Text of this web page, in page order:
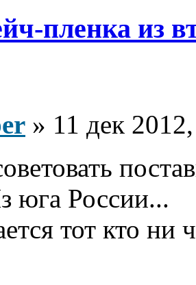
пленка из
» 11 дек
юга России...
тот кто ни